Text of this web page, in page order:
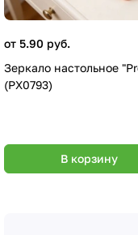
от 5.90 руб.
Зеркало настольное "Pretty"
(PX0793)
В корзину